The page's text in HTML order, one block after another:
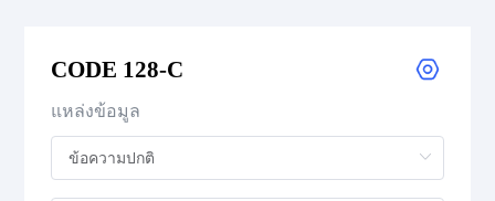
CODE 39 Mod 43
CODE 93
CODE 128-C
แหล่งข้อมูล